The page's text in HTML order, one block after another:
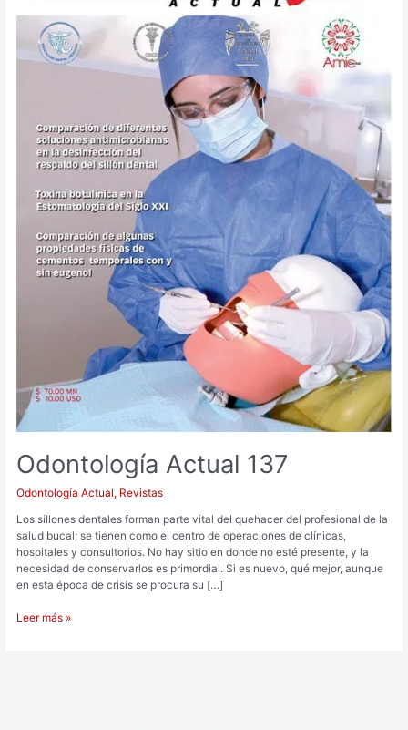
Odontología Actual 137
Odontología Actual, Revistas
Los sillones dentales forman parte vital del quehacer del profesional de la
salud bucal; se tienen como el centro de operaciones de clínicas,
hospitales y consultorios. No hay sitio en donde no esté presente, y la
necesidad de conservarlos es primordial. Si es nuevo, qué mejor, aunque
en esta época de crisis se procura su […]
Leer más »